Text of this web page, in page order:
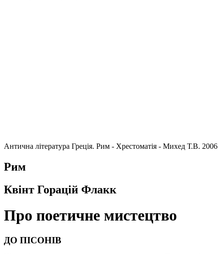
Антична література Греція. Рим - Хрестоматія - Михед Т.В. 2006
Рим
Квінт Горацій Флакк
Про поетичне мистецтво
ДО ПІСОНІВ